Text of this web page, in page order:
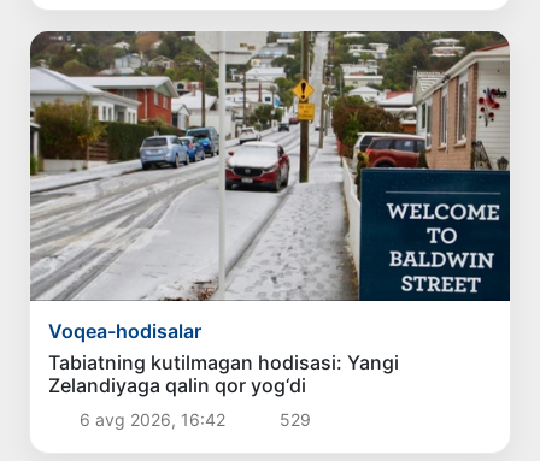
Voqea-hodisalar
Tabiatning kutilmagan hodisasi: Yangi
Zelandiyaga qalin qor yog‘di
6 avg 2026, 16:42 529